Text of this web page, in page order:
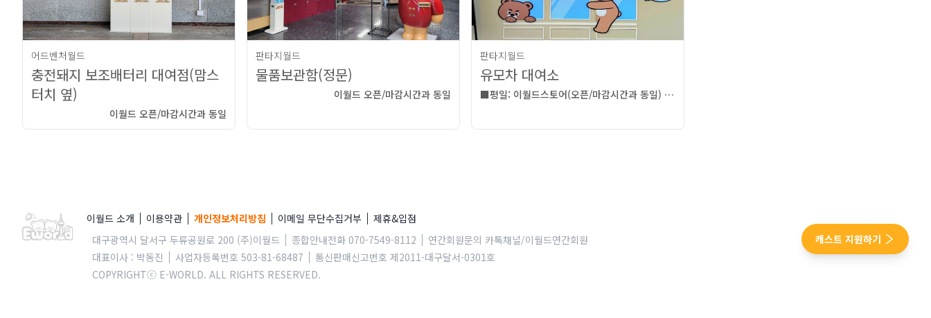
어드벤처월드
충전돼지 보조배터리 대여점(맘스
터치 옆)
이월드 오픈/마감시간과 동일
판타지월드
물품보관함(정문)
이월드 오픈/마감시간과 동일
판타지월드
유모차 대여소
■평일: 이월드스토어(오픈/마감시간과 동일) ■주말,공휴일: 비비프렌즈스토어(10시~18시)
이월드 소개 이용약관 개인정보처리방침 이메일 무단수집거부
제휴&입점
대구광역시 달서구 두류공원로 200 (주)이월드
종합안내전화 070-7549-8112
연간회원문의 카톡채널/이월드연간회원
대표이사 : 박동진
사업자등록번호 503-81-68487
통신판매신고번호 제2011-대구달서-0301호
COPYRIGHTⓒ E-WORLD. ALL RIGHTS RESERVED.
캐스트 지원하기